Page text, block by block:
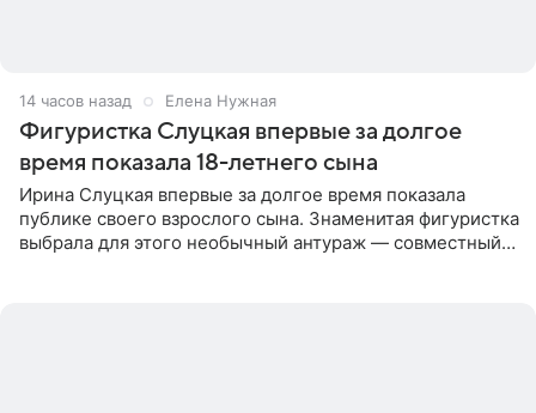
14 часов назад Елена Нужная
Фигуристка Слуцкая впервые за долгое
время показала 18-летнего сына
Ирина Слуцкая впервые за долгое время показала
публике своего взрослого сына. Знаменитая фигуристка
выбрала для этого необычный антураж — совместный